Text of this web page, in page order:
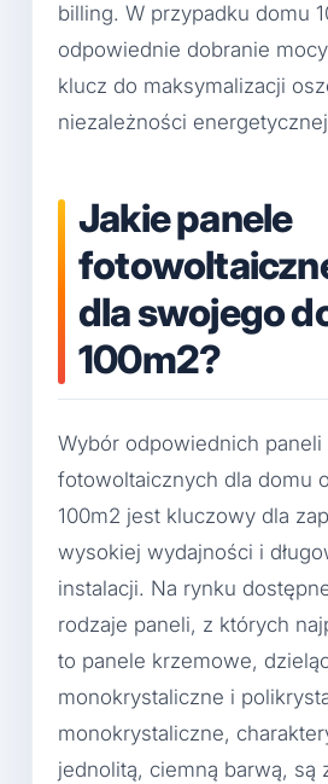
billing. W przypadku domu
odpowiednie dobranie
klucz do maksymalizacji
niezależności
Jakie panele
dla swojego
100m2?
Wybór odpowiednich paneli
fotowoltaicznych dla domu
100m2 jest kluczowy dla
wysokiej wydajności i
instalacji. Na rynku
rodzaje paneli, z których
to panele krzemowe,
monokrystaliczne i
monokrystaliczne,
jednolitą, ciemną barwą, są